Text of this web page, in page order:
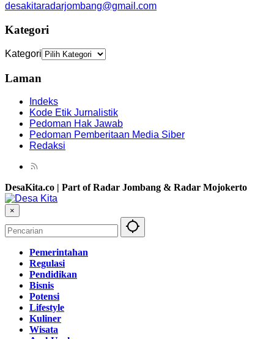
desakitaradarjombang@gmail.com
Kategori
Kategori
Laman
Indeks
Kode Etik Jurnalistik
Pedoman Hak Jawab
Pedoman Pemberitaan Media Siber
Redaksi
DesaKita.co | Part of Radar Jombang & Radar Mojokerto
×
Pemerintahan
Regulasi
Pendidikan
Bisnis
Potensi
Lifestyle
Kuliner
Wisata